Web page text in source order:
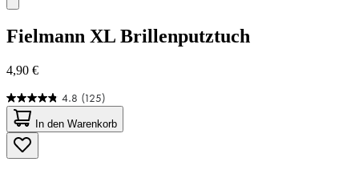
Fielmann XL Brillenputztuch
4,90 €
4.8 (125)
4.8
von
5
Sternen.
125
In den Warenkorb